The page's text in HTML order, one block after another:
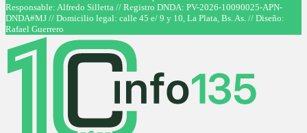
Responsable: Alfredo Silletta // Registro DNDA: PV-2026-10090025-APN-
DNDA#MJ // Domicilio legal: calle 45 e/ 9 y 10, La Plata, Bs. As. // Diseño:
Rafael Guerrero